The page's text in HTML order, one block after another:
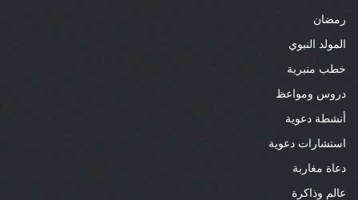
رمضان
المولد النبوي
خطب منبرية
دروس ومواعظ
أنشطة دعوية
استشارات دعوية
دعاة مغاربة
عالم وذاكرة